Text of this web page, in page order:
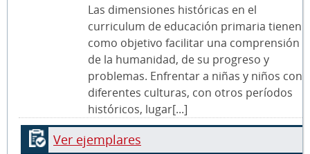
Las dimensiones históricas en el
curriculum de educación primaria tienen
como objetivo facilitar una comprensión
de la humanidad, de su progreso y
problemas. Enfrentar a niñas y niños con
diferentes culturas, con otros períodos
históricos, lugar[...]
Ver ejemplares